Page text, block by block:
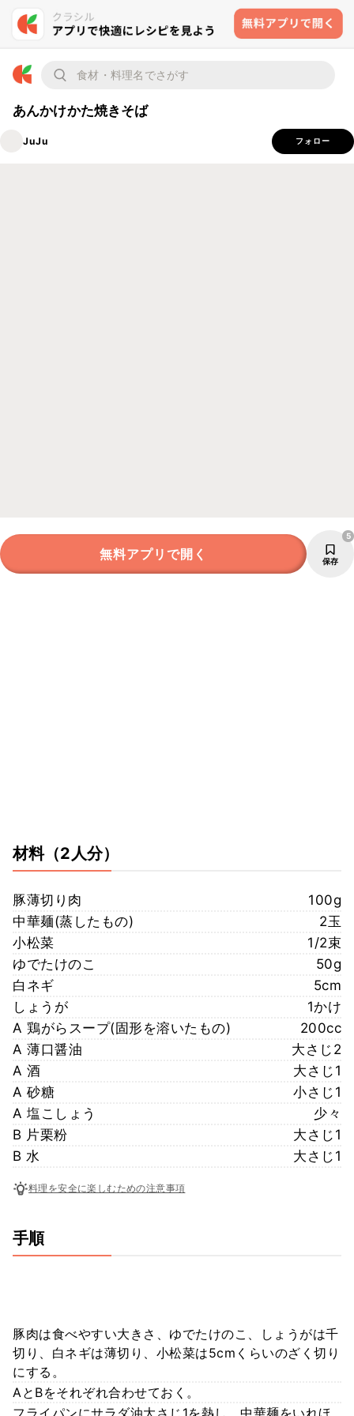
あんかけかた焼きそば
JuJu フォロー
無料アプリで開く 保存
5
材料（2人分）
豚薄切り肉
100g
中華麺(蒸したもの)
2玉
小松菜
1/2束
ゆでたけのこ
50g
白ネギ
5cm
しょうが
1かけ
A 鶏がらスープ(固形を溶いたもの)
200cc
A 薄口醤油
大さじ2
A 酒
大さじ1
A 砂糖
小さじ1
A 塩こしょう
少々
B 片栗粉
大さじ1
B 水
大さじ1
料理を安全に楽しむための注意事項
手順
豚肉は食べやすい大きさ、ゆでたけのこ、しょうがは千
切り、白ネギは薄切り、小松菜は5cmくらいのざく切り
にする。
AとBをそれぞれ合わせておく。
フライパンにサラダ油大さじ1を熱し、中華麺をいれほ